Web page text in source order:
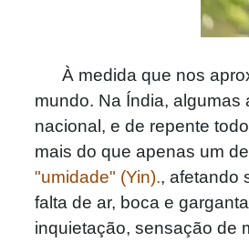
À medida que nos
mundo. Na Índia,
nacional, e de repente
mais do que apenas um
"umidade" (Yin)., afetando
falta de ar, boca e
inquietação, sensação de